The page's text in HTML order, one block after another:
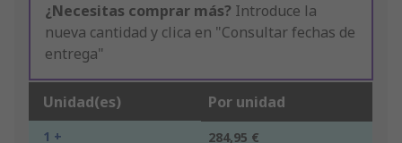
¿Necesitas comprar más? Introduce la
nueva cantidad y clica en "Consultar fechas de
entrega"
Unidad(es) Por unidad
1 + 284,95 €